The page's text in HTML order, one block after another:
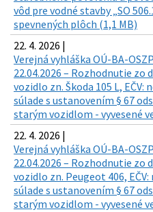
vôd pre vodné stavby „SO
spevnených plôch (1,1 MB)
22. 4. 2026 |
Verejná vyhláška OÚ-BA-
22.04.2026 – Rozhodnutie zo
vozidlo zn. Škoda 105 L, EČV:
súlade s ustanovením § 67
starým vozidlom - vyvesené
22. 4. 2026 |
Verejná vyhláška OÚ-BA-
22.04.2026 – Rozhodnutie zo
vozidlo zn. Peugeot 406,
súlade s ustanovením § 67
starým vozidlom - vyvesené